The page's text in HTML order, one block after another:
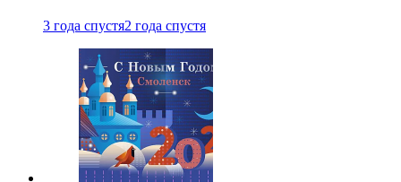
3 года спустя2 года спустя